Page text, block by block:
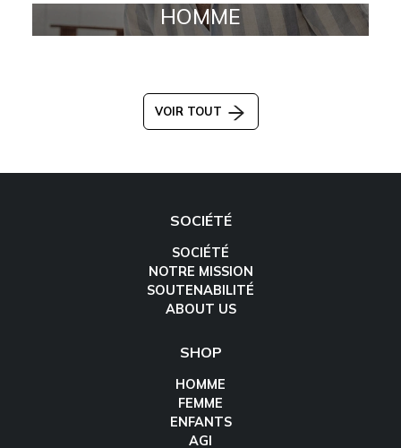
HOMME
VOIR TOUT
SOCIÉTÉ
SOCIÉTÉ
NOTRE MISSION
SOUTENABILITÉ
ABOUT US
SHOP
HOMME
FEMME
ENFANTS
AGI